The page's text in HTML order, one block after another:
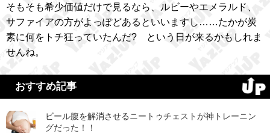
そもそも希少価値だけで見るなら、ルビーやエメラルド、
サファイアの方がよっぽどあるといいますし……たかが炭
素に何をトチ狂っていたんだ? という日が来るかもしれま
せんね。
おすすめ記事
ビール腹を解消させるニートゥチェストが神トレーニン
グだった！！